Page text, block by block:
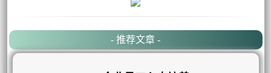
- 推荐文章 -